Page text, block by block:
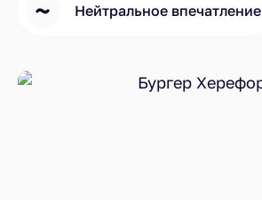
Нейтральное впечатление